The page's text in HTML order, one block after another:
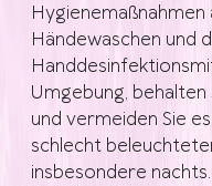
Händewaschen und
Umgebung,
und vermeiden Sie
schlecht
insbesondere